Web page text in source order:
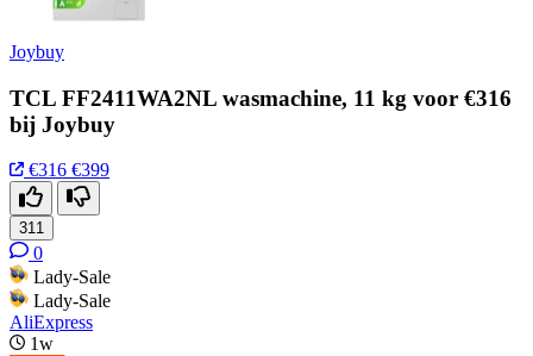
Joybuy
TCL FF2411WA2NL wasmachine, 11 kg voor €316
bij Joybuy
€316 €399
311
0
Lady-Sale
Lady-Sale
AliExpress
1w